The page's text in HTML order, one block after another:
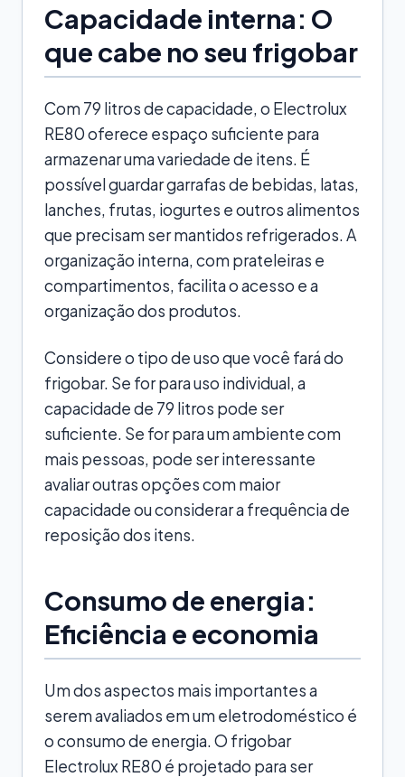
Capacidade interna: O
que cabe no seu frigobar
Com 79 litros de capacidade, o Electrolux
RE80 oferece espaço suficiente para
armazenar uma variedade de itens. É
possível guardar garrafas de bebidas, latas,
lanches, frutas, iogurtes e outros alimentos
que precisam ser mantidos refrigerados. A
organização interna, com prateleiras e
compartimentos, facilita o acesso e a
organização dos produtos.
Considere o tipo de uso que você fará do
frigobar. Se for para uso individual, a
capacidade de 79 litros pode ser
suficiente. Se for para um ambiente com
mais pessoas, pode ser interessante
avaliar outras opções com maior
capacidade ou considerar a frequência de
reposição dos itens.
Consumo de energia:
Eficiência e economia
Um dos aspectos mais importantes a
serem avaliados em um eletrodoméstico é
o consumo de energia. O frigobar
Electrolux RE80 é projetado para ser